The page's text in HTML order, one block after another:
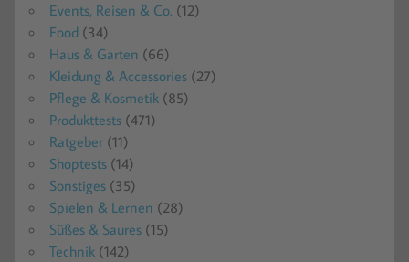
Events, Reisen & Co. (12)
Food (34)
Haus & Garten (66)
Kleidung & Accessories (27)
Pflege & Kosmetik (85)
Produkttests (471)
Ratgeber (11)
Shoptests (14)
Sonstiges (35)
Spielen & Lernen (28)
Süßes & Saures (15)
Technik (142)